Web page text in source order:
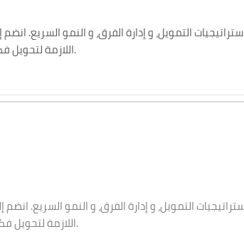
التمويل، و إدارة الفرق، و النمو السريع.
اللازمة لتحويل فكرتك إلى مشروع ناجح.
مع
التمويل، و إدارة الفرق، و النمو السريع. انضم
اللازمة لتحويل فكرتك إلى مشروع ناجح.